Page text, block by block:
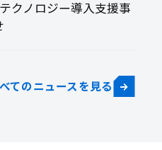
クノロジー導入支援事
てのニュースを見る